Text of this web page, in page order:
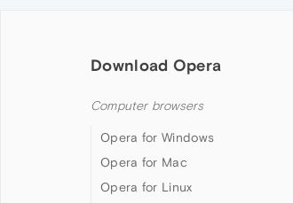
Download Opera
Computer browsers
Opera for Windows
Opera for Mac
Opera for Linux